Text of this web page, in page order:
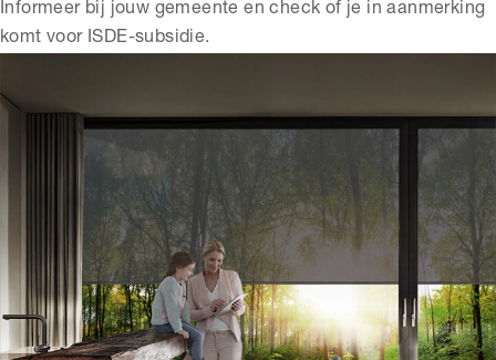
Informeer bij jouw gemeente en check of je in aanmerking
komt voor ISDE-subsidie.